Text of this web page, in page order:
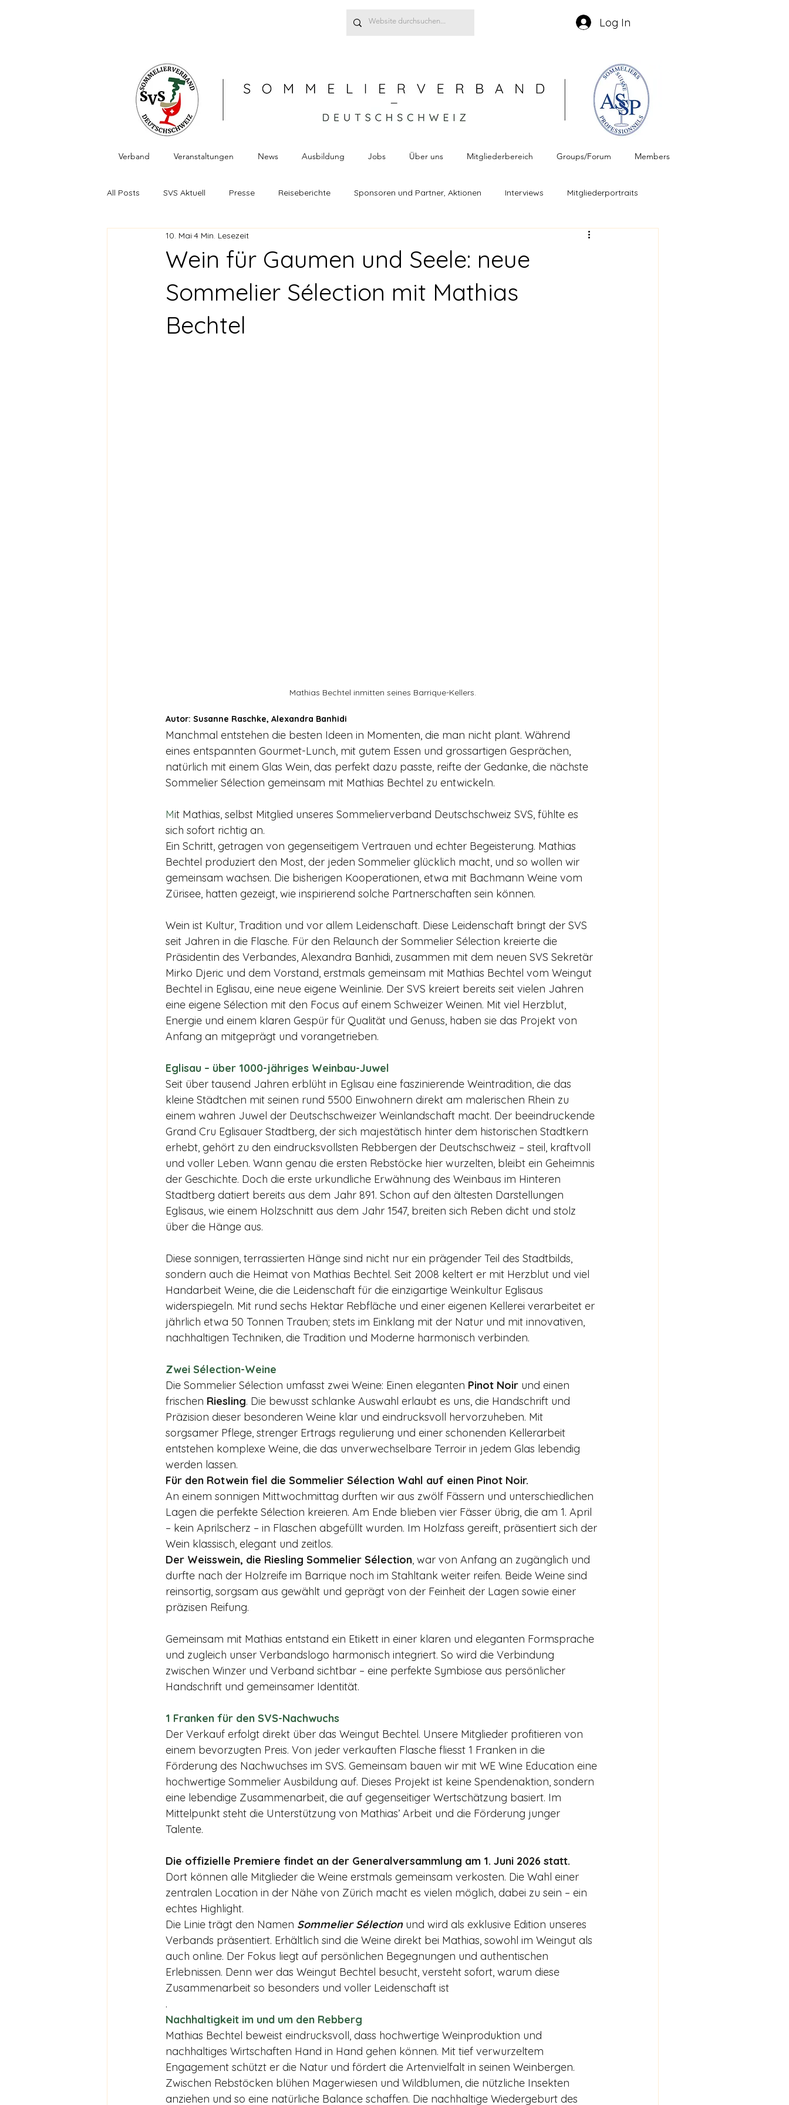
Log In
Verband Veranstaltungen News Ausbildung Jobs Über uns Mitgliederbereich Groups/Forum Members
All Posts SVS Aktuell Presse Reiseberichte Sponsoren und Partner, Aktionen Interviews Mitgliederportraits
Berichte Veranstaltungen
Wein für Gaumen und Seele: neue
Sommelier Sélection mit Mathias
Bechtel
10. Mai 4 Min. Lesezeit
Mathias Bechtel inmitten seines Barrique-Kellers.
Autor: Susanne Raschke, Alexandra Banhidi
Manchmal entstehen die besten Ideen in Momenten, die man nicht plant. Während
eines entspannten Gourmet-Lunch, mit gutem Essen und grossartigen Gesprächen,
natürlich mit einem Glas Wein, das perfekt dazu passte, reifte der Gedanke, die nächste
Sommelier Sélection gemeinsam mit Mathias Bechtel zu entwickeln.
Mit Mathias, selbst Mitglied unse­res Sommelierverband Deutsch­schweiz SVS, fühlte es
sich sofort richtig an.
Ein Schritt, getragen von gegenseiti­gem Vertrauen und echter Begeisterung. Mathias
Bechtel produziert den Most, der jeden Somme­lier glücklich macht, und so wollen wir
gemein­sam wachsen. Die bisherigen Kooperationen, etwa mit Bachmann Weine vom
Zürisee, hatten gezeigt, wie inspirierend solche Partnerschaften sein können.
Wein ist Kultur, Tradition und vor allem Leiden­schaft. Diese Leidenschaft bringt der SVS
seit Jahren in die Flasche. Für den Relaunch der Som­melier­ Sélection kreierte die
Präsidentin des Ver­bandes, Alexandra Banhidi, zusammen mit dem neuen SVS­ Sekretär
Mirko Djeric und dem Vor­stand, erstmals gemeinsam mit Mathias Bechtel vom Weingut
Bechtel in Eglisau, eine neue eigene Weinlinie. Der SVS kreiert bereits seit vielen Jahren
eine eigene Sélection mit den Focus auf einem Schweizer Weinen. Mit viel Herzblut,
Energie und einem klaren Gespür für Qualität und Genuss, haben sie das Projekt von
Anfang an mitgeprägt und vorangetrieben.
Eglisau – über 1000-jähriges Weinbau-Juwel
Seit über tausend Jahren erblüht in Eglisau eine faszinierende Weintradition, die das
kleine Städt­chen mit seinen rund 5500 Einwohnern direkt am malerischen Rhein zu
einem wahren Juwel der Deutschschweizer Weinlandschaft macht. Der beeindruckende
Grand Cru Eglisauer Stadt­berg, der sich majestätisch hinter dem histori­schen Stadtkern
erhebt, gehört zu den eindrucks­vollsten Rebbergen der Deutschschweiz – steil, kraftvoll
und voller Leben. Wann genau die ersten Rebstöcke hier wurzelten, bleibt ein Geheimnis
der Geschichte. Doch die erste urkundliche Er­wähnung des Weinbaus im Hinteren
Stadtberg datiert bereits aus dem Jahr 891. Schon auf den ältesten Darstellungen
Eglisaus, wie einem Holz­schnitt aus dem Jahr 1547, breiten sich Reben dicht und stolz
über die Hänge aus.
Diese sonnigen, terrassierten Hänge sind nicht nur ein prägender Teil des Stadtbilds,
sondern auch die Heimat von Mathias Bechtel. Seit 2008 keltert er mit Herzblut und viel
Handarbeit Weine, die die Leidenschaft für die einzigartige Weinkultur Eglisaus
widerspiegeln. Mit rund sechs Hektar Rebfläche und einer eigenen Kel­lerei verarbeitet er
jährlich etwa 50 Tonnen Trauben; stets im Einklang mit der Natur und mit innovativen,
nachhaltigen Techniken, die Tradition und Moderne harmonisch verbinden.
Zwei Sélection-Weine
Die Sommelier Sélection umfasst zwei Weine: Einen eleganten Pinot Noir und einen
frischen Riesling. Die bewusst schlanke Auswahl erlaubt es uns, die Handschrift und
Präzision dieser be­sonderen Weine klar und eindrucksvoll hervor­zuheben. Mit
sorgsamer Pflege, strenger Ertrags­ regulierung und einer schonenden Kellerarbeit
entstehen komplexe Weine, die das unverwech­selbare Terroir in jedem Glas lebendig
werden lassen.
Für den Rotwein fiel die Sommelier Sélection­ Wahl auf einen Pinot Noir.
An einem sonnigen Mittwochmittag durften wir aus zwölf Fässern und unterschiedlichen
Lagen die perfekte Sélec­tion kreieren. Am Ende blieben vier Fässer übrig, die am 1. April
– kein Aprilscherz – in Flaschen abgefüllt wurden. Im Holzfass gereift, präsentiert sich der
Wein klassisch, elegant und zeitlos.
Der Weisswein, die Riesling Sommelier ­Sélection, war von Anfang an zugänglich und
durfte nach der Holzreife im Barrique noch im Stahltank weiter reifen. Beide Weine sind
reinsortig, sorgsam aus­ gewählt und geprägt von der Feinheit der Lagen sowie einer
präzisen Reifung.
Gemeinsam mit Mathias entstand ein Etikett in einer klaren und eleganten Formsprache
und zugleich unser Verbandslogo harmonisch integ­riert. So wird die Verbindung
zwischen Winzer und Verband sichtbar – eine perfekte Symbiose aus persönlicher
Handschrift und gemeinsamer Identität.
1 Franken für den SVS-Nachwuchs
Der Verkauf erfolgt direkt über das Weingut Bechtel. Unsere Mitglieder profitieren von
einem bevorzugten Preis. Von jeder verkauften Flasche fliesst 1 Franken in die
Förderung des Nach­wuchses im SVS. Gemeinsam bauen wir mit WE Wine Education eine
hochwertige Sommelier­ Ausbil­dung auf. Dieses Projekt ist keine Spendenaktion, sondern
eine lebendige Zusammenarbeit, die auf gegenseitiger Wertschätzung basiert. Im
Mittelpunkt steht die Unterstützung von Mathias’ Arbeit und die Förderung junger
Talente.
Die offizielle Premiere findet an der General­versammlung am 1. Juni 2026 statt.
Dort können alle Mitglieder die Weine erstmals gemeinsam verkosten. Die Wahl einer
zentralen Location in der Nähe von Zürich macht es vielen möglich, dabei zu sein – ein
echtes Highlight.
Die Linie trägt den Namen Sommelier Sélection und wird als exklusive Edition unseres
Verbands präsentiert. Erhältlich sind die Weine direkt bei Mathias, sowohl im Weingut als
auch online. Der Fokus liegt auf persönlichen Begegnungen und authentischen
Erlebnissen. Denn wer das Weingut Bechtel besucht, versteht sofort, warum diese
Zusammenarbeit so besonders und voller Leidenschaft ist
.
Nachhaltigkeit im und um den Rebberg
Mathias Bechtel beweist eindrucksvoll, dass hochwertige Weinproduktion und
nachhaltiges Wirtschaften Hand in Hand gehen können. Mit tief verwurzeltem
Engagement schützt er die Na­tur und fördert die Artenvielfalt in seinen Wein­bergen.
Zwischen Rebstöcken blühen Mager­wiesen und Wildblumen, die nützliche Insekten
anziehen und so eine natürliche Balance schaf­fen. Die nachhaltige Wiedergeburt des